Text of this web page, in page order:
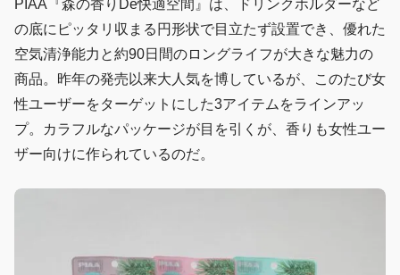
PIAA『森の香りDe快適空間』は、ドリンクホルダーなど
の底にピッタリ収まる円形状で目立たず設置でき、優れた
空気清浄能力と約90日間のロングライフが大きな魅力の
商品。昨年の発売以来大人気を博しているが、このたび女
性ユーザーをターゲットにした3アイテムをラインアッ
プ。カラフルなパッケージが目を引くが、香りも女性ユー
ザー向けに作られているのだ。